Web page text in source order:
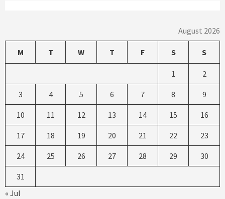
August 2026
M T W T F S S
1 2
3 4 5 6 7 8 9
10 11 12 13 14 15 16
17 18 19 20 21 22 23
24 25 26 27 28 29 30
31
« Jul